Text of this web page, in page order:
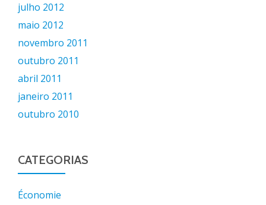
julho 2012
maio 2012
novembro 2011
outubro 2011
abril 2011
janeiro 2011
outubro 2010
CATEGORIAS
Économie